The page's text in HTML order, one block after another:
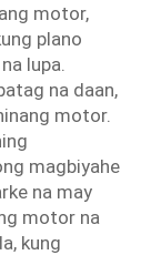
motor,
plano
lupa.
na daan,
motor.
magbiyahe
na may
motor na
kung